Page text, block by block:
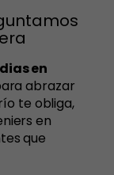
en
abrazar
te obliga,
en
que